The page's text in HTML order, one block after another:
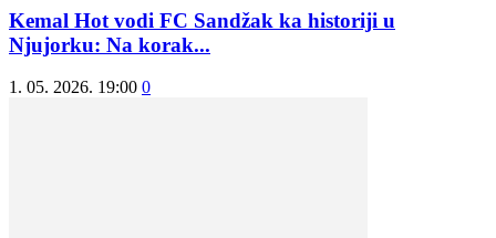
Kemal Hot vodi FC Sandžak ka historiji u
Njujorku: Na korak...
1. 05. 2026. 19:00 0